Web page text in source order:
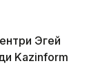
Эгей
Kazinform